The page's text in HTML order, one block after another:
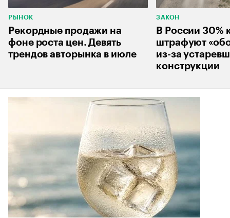
РЫНОК
Рекордные продажи на
фоне роста цен. Девять
трендов авторынка в июле
ЗАКОН
В России 30%
штрафуют
из-за
конструкции